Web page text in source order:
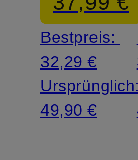
Bestpreis:
32,29 €
49,90 €